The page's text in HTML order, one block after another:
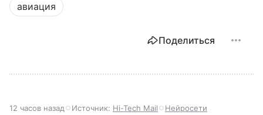
авиация
Поделиться
12 часов назад Источник: Hi-Tech Mail Нейросети